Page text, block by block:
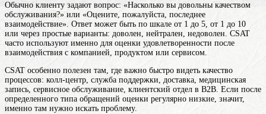
Обычно клиенту задают вопрос: «Насколько вы довольны качеством
обслуживания?» или «Оцените, пожалуйста, последнее
взаимодействие». Ответ может быть по шкале от 1 до 5, от 1 до 10
или через простые варианты: доволен, нейтрален, недоволен. CSAT
часто используют именно для оценки удовлетворенности после
взаимодействия с компанией, продуктом или сервисом.
CSAT особенно полезен там, где важно быстро видеть качество
процессов: колл-центр, служба поддержки, доставка, медицинская
запись, сервисное обслуживание, клиентский отдел в B2B. Если после
определенного типа обращений оценки регулярно низкие, значит,
именно там нужно искать проблему.